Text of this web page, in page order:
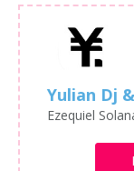
Yulian Dj
Ezequiel